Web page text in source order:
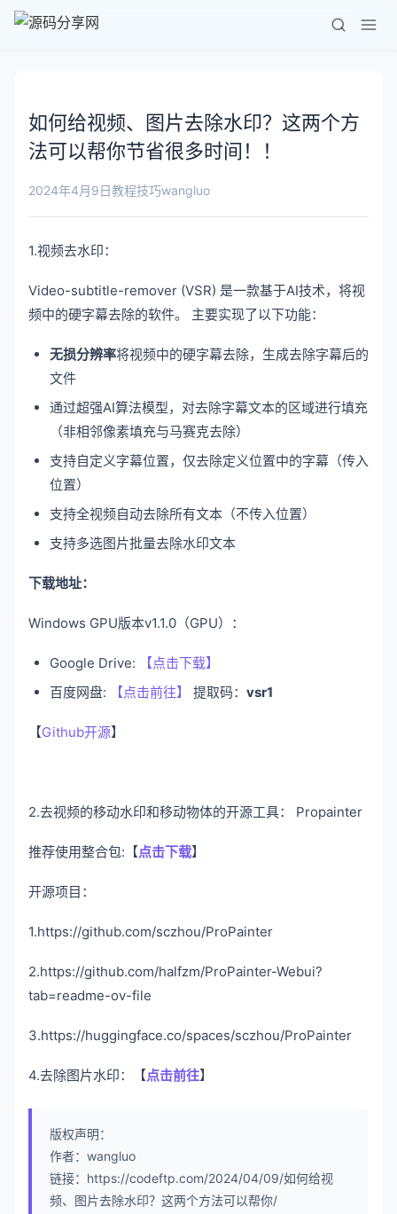
如何给视频、图片去除水印？这两个方
法可以帮你节省很多时间！！
2024年4月9日教程技巧wangluo
1.视频去水印：
Video-subtitle-remover (VSR) 是一款基于AI技术，将视
频中的硬字幕去除的软件。 主要实现了以下功能：
无损分辨率将视频中的硬字幕去除，生成去除字幕后的
文件
通过超强AI算法模型，对去除字幕文本的区域进行填充
（非相邻像素填充与马赛克去除）
支持自定义字幕位置，仅去除定义位置中的字幕（传入
位置）
支持全视频自动去除所有文本（不传入位置）
支持多选图片批量去除水印文本
下载地址：
Windows GPU版本v1.1.0（GPU）：
Google Drive:
【点击下载】
百度网盘:
【点击前往】 提取码： vsr1
【Github开源】
2.去视频的移动水印和移动物体的开源工具： Propainter
推荐使用整合包:【点击下载】
开源项目：
1.https://github.com/sczhou/ProPainter
2.https://github.com/halfzm/ProPainter-Webui?
tab=readme-ov-file
3.https://huggingface.co/spaces/sczhou/ProPainter
4.去除图片水印：【点击前往】
版权声明：
作者：wangluo
链接：https://codeftp.com/2024/04/09/如何给视
频、图片去除水印？这两个方法可以帮你/